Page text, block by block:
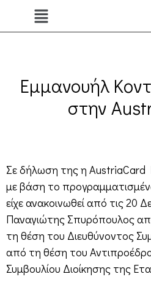
Εμμανουήλ
στην
Σε δήλωση της η AustriaCard
με βάση το
είχε ανακοινωθεί από τις 20
Παναγιώτης Σπυρόπουλος
τη θέση του Διευθύνοντος
από τη θέση του
Συμβουλίου Διοίκησης της